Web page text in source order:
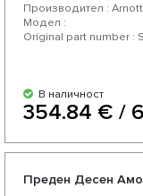
Производител : Arnott
Модел :
Original part number :
В наличност
354.84 € /
Преден Десен